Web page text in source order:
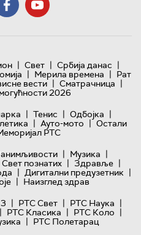
| Свет | Србија данас |
| Мерила времена | Рат
вести | Сматрачница |
2026
| Тенис | Одбојка |
| Ауто-мото | Остали
РТС
| Музика |
Свет познатих | Здравље |
| Дигитални предузетник |
| Наизглед здрав
| РТС Свет | РТС Наука |
| РТС Класика | РТС Коло |
| РТС Полетарац